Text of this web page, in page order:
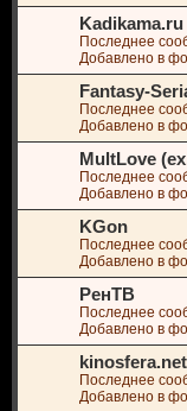
Kadikama.ru
Последнее
Добавлено в
Fantasy-
Последнее
Добавлено в
MultLove
Последнее
Добавлено в
KGon
Последнее
Добавлено в
РенТВ
Последнее
Добавлено в
kinosfera.net
Последнее
Добавлено в